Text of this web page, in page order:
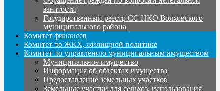
занятости
Государственный реестр СО НКО Волховского
муниципального района
Комитет финансов
Комитет по ЖКХ, жилищной политике
Комитет по управлению муниципальным имуществом
Муниципальное имущество
Информация об объектах имущества
Предоставление земельных участков
Земельные участки для сельхоз. использования